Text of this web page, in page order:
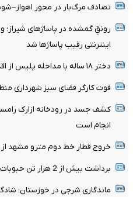
تصادف مرگ‌بار در محور اهواز–شوش با ۸ فوتی
رونقِ گمشده در پاساژهای شیراز؛
اینترنتی رقیب پاساژها شد
دختر ۱۸ ساله با مداخله پلیس از اقدام به خودکشی در کرج منصرف شد
فوت کارگر فضای سبز شهرداری منطقه 6
کشف جسد در رودخانه ازارک
انجام است
خروج قطار خط دوم مترو مشهد
برداشت بیش از 2 هزار تن حبوبات دیم از مزارع قزوین
ماندگاری شرجی در خوزستان؛ شادگان با ۹۰ درصد رطوبت در